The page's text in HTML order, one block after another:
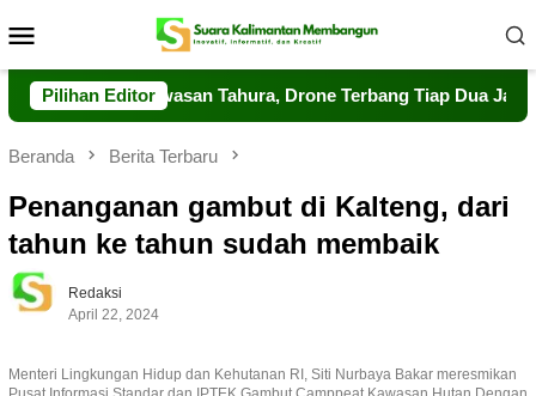
ke
Mobile
Pilihan Editor
Pengawasan Tahura, Drone Terbang Tiap Dua Jam
Beranda Berita Terbaru
Penanganan gambut di Kalteng, dari
tahun ke tahun sudah membaik
Redaksi
April 22, 2024
Menteri Lingkungan Hidup dan Kehutanan RI, Siti Nurbaya Bakar meresmikan